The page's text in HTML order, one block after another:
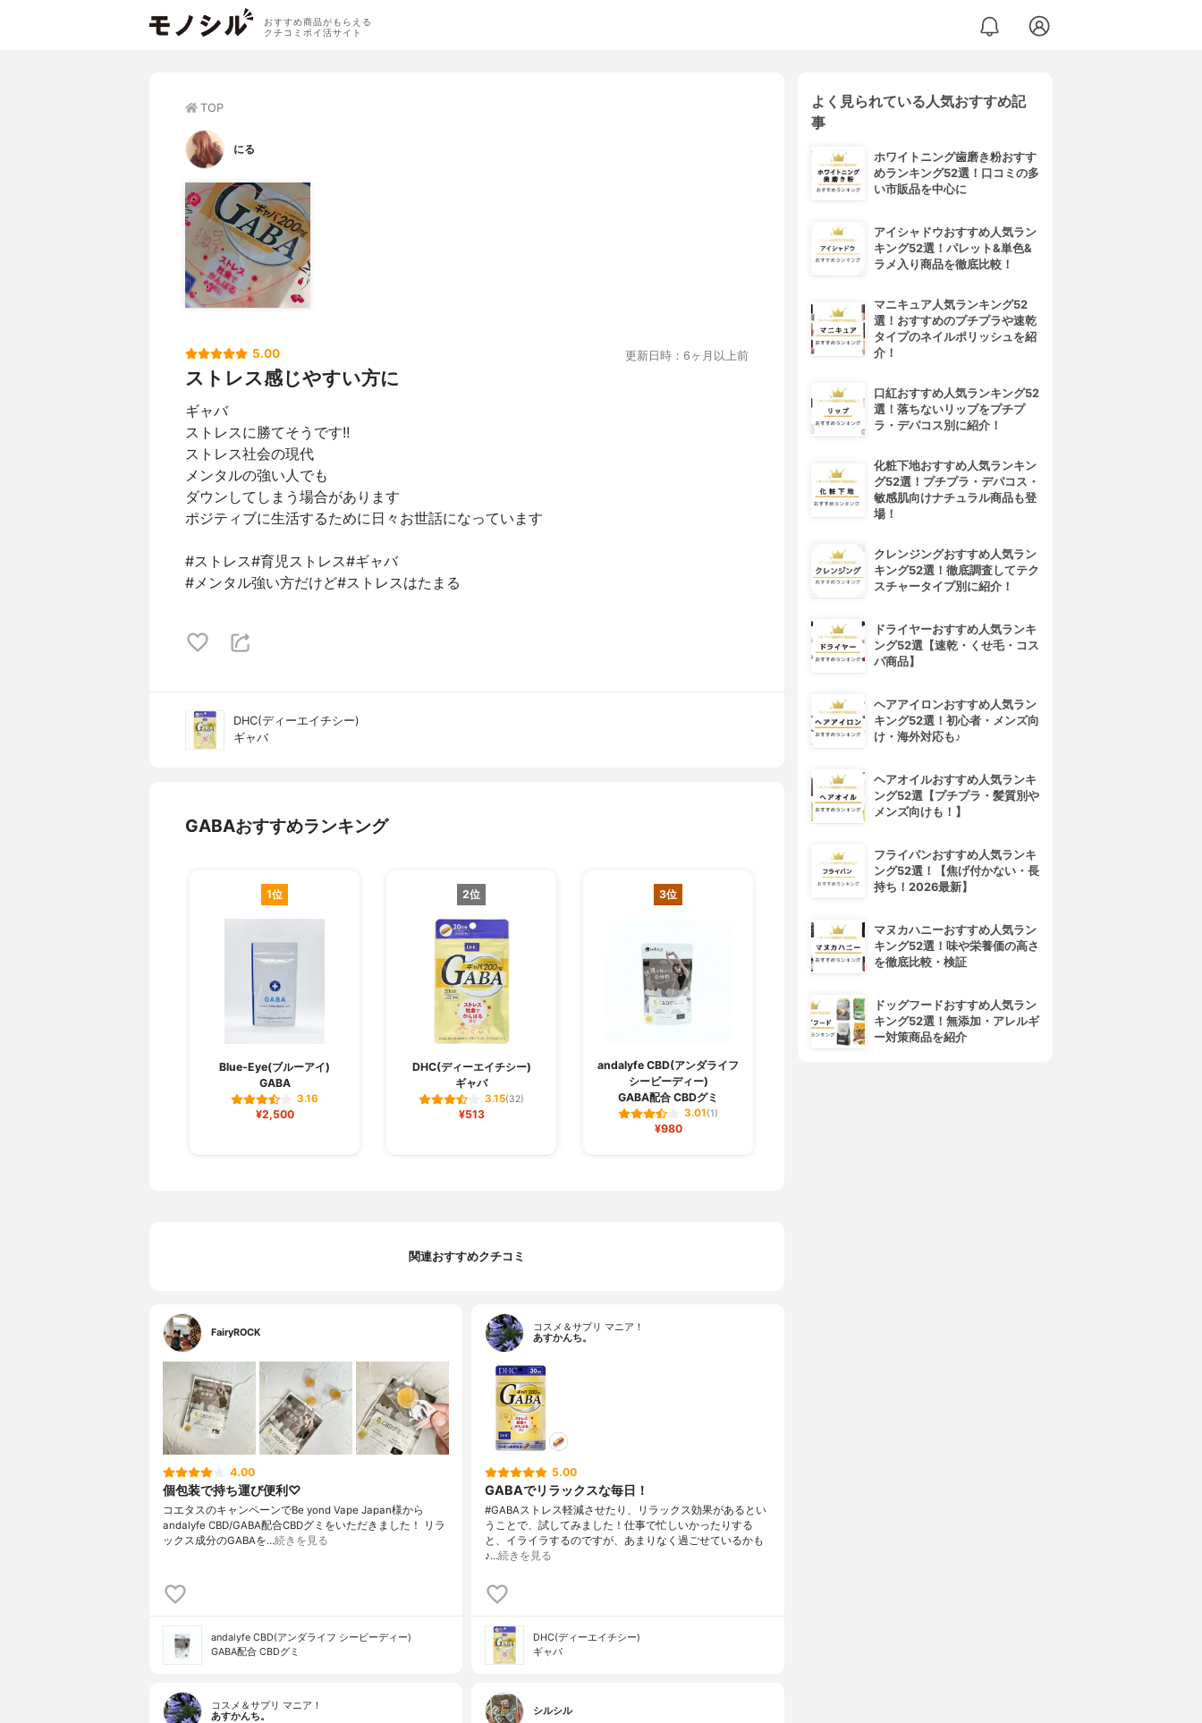
おすすめ商品がもらえる
クチコミポイ活サイト
TOP
にる
5.00 更新日時：6ヶ月以上前
ストレス感じやすい方に
ギャバ
ストレスに勝てそうです!!
ストレス社会の現代
メンタルの強い人でも
ダウンしてしまう場合があります
ポジティブに生活するために日々お世話になっています
#ストレス#育児ストレス#ギャバ
#メンタル強い方だけど#ストレスはたまる
DHC(ディーエイチシー)
ギャバ
GABAおすすめランキング
1位
Blue-Eye(ブルーアイ)
GABA
3.16
¥2,500
2位
DHC(ディーエイチシー)
ギャバ
3.15(32)
¥513
3位
andalyfe CBD(アンダライフ
シービーディー)
GABA配合 CBDグミ
3.01(1)
¥980
関連おすすめクチコミ
FairyROCK
4.00
個包装で持ち運び便利♡
コエタスのキャンペーンでBe yond Vape Japan様から
andalyfe CBD/GABA配合CBDグミをいただきました！ リラ
ックス成分のGABAを…続きを見る
andalyfe CBD(アンダライフ シービーディー)
GABA配合 CBDグミ
コスメ＆サプリ マニア！
あすかんち。
5.00
GABAでリラックスな毎日！
#GABAストレス軽減させたり、リラックス効果があるとい
うことで、試してみました！仕事で忙しいかったりする
と、イライラするのですが、あまりなく過ごせているかも
♪…続きを見る
DHC(ディーエイチシー)
ギャバ
コスメ＆サプリ マニア！
あすかんち。
シルシル
よく見られている人気おすすめ記
事
ホワイトニング歯磨き粉おすす
めランキング52選！口コミの多
い市販品を中心に
アイシャドウおすすめ人気ラン
キング52選！パレット&単色&
ラメ入り商品を徹底比較！
マニキュア人気ランキング52
選！おすすめのプチプラや速乾
タイプのネイルポリッシュを紹
介！
口紅おすすめ人気ランキング52
選！落ちないリップをプチプ
ラ・デパコス別に紹介！
化粧下地おすすめ人気ランキン
グ52選！プチプラ・デパコス・
敏感肌向けナチュラル商品も登
場！
クレンジングおすすめ人気ラン
キング52選！徹底調査してテク
スチャータイプ別に紹介！
ドライヤーおすすめ人気ランキ
ング52選【速乾・くせ毛・コス
パ商品】
ヘアアイロンおすすめ人気ラン
キング52選！初心者・メンズ向
け・海外対応も♪
ヘアオイルおすすめ人気ランキ
ング52選【プチプラ・髪質別や
メンズ向けも！】
フライパンおすすめ人気ランキ
ング52選！【焦げ付かない・長
持ち！2026最新】
マヌカハニーおすすめ人気ラン
キング52選！味や栄養価の高さ
を徹底比較・検証
ドッグフードおすすめ人気ラン
キング52選！無添加・アレルギ
ー対策商品を紹介